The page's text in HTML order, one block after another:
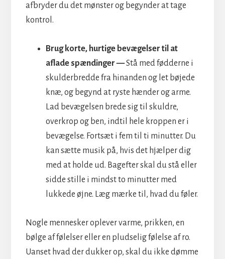
afbryder du det mønster og begynder at tage
kontrol.
Brug korte, hurtige bevægelser til at
aflade spændinger —Stå med fødderne i
skulderbredde fra hinanden og let bøjede
knæ, og begynd at ryste hænder og arme.
Lad bevægelsen brede sig til skuldre,
overkrop og ben, indtil hele kroppen er i
bevægelse. Fortsæt i fem til ti minutter. Du
kan sætte musik på, hvis det hjælper dig
med at holde ud. Bagefter skal du stå eller
sidde stille i mindst to minutter med
lukkede øjne. Læg mærke til, hvad du føler.
Nogle mennesker oplever varme, prikken, en
bølge af følelser eller en pludselig følelse af ro.
Uanset hvad der dukker op, skal du ikke dømme